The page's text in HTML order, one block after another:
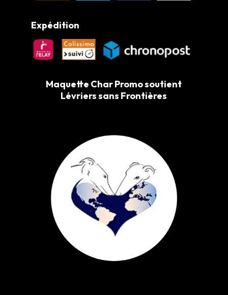
Expédition
Maquette Char Promo soutient
Lévriers sans Frontières